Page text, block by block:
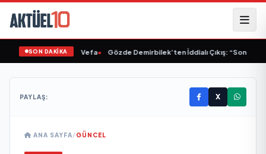
SON DAKİKA
Müslüm Gürses'e Vefa• Gözde Demirbilek’ten İddialı Çıkış: “Son
PAYLAŞ: X
ANA SAYFA/GÜNCEL